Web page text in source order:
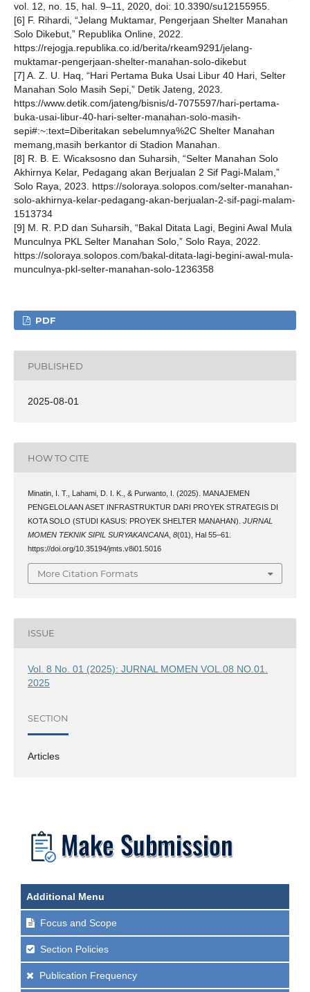
vol. 12, no. 15, hal. 9–11, 2020, doi: 10.3390/su12155955.
[6] F. Rihardi, “Jelang Muktamar, Pengerjaan Shelter Manahan
Solo Dikebut,” Republika Online, 2022.
https://rejogja.republika.co.id/berita/rkeam9291/jelang-
muktamar-pengerjaan-shelter-manahan-solo-dikebut
[7] A. Z. U. Haq, “Hari Pertama Buka Usai Libur 40 Hari, Selter
Manahan Solo Masih Sepi,” Detik Jateng, 2023.
https://www.detik.com/jateng/bisnis/d-7075597/hari-pertama-
buka-usai-libur-40-hari-selter-manahan-solo-masih-
sepi#:~:text=Diberitakan sebelumnya%2C Shelter Manahan
memang,masih berkantor di Stadion Manahan.
[8] R. B. E. Wicaksosno dan Suharsih, “Selter Manahan Solo
Akhirnya Kelar, Pedagang akan Berjualan 2 Sif Pagi-Malam,”
Solo Raya, 2023. https://soloraya.solopos.com/selter-manahan-
solo-akhirnya-kelar-pedagang-akan-berjualan-2-sif-pagi-malam-
1513734
[9] M. R. P.D dan Suharsih, “Bakal Ditata Lagi, Begini Awal Mula
Munculnya PKL Selter Manahan Solo,” Solo Raya, 2022.
https://soloraya.solopos.com/bakal-ditata-lagi-begini-awal-mula-
munculnya-pkl-selter-manahan-solo-1236358
PDF
PUBLISHED
2025-08-01
HOW TO CITE
Minatin, I. T., Lahami, D. I. K., & Purwanto, I. (2025). MANAJEMEN
PENGELOLAAN ASET INFRASTRUKTUR DARI PROYEK STRATEGIS DI
KOTA SOLO (STUDI KASUS: PROYEK SHELTER MANAHAN). JURNAL
MOMEN TEKNIK SIPIL SURYAKANCANA, 8(01), Hal 55–61.
https://doi.org/10.35194/jmts.v8i01.5016
More Citation Formats
ISSUE
Vol. 8 No. 01 (2025): JURNAL MOMEN VOL.08 NO.01.
2025
SECTION
Articles
Additional Menu
Focus and Scope
Section Policies
Publication Frequency